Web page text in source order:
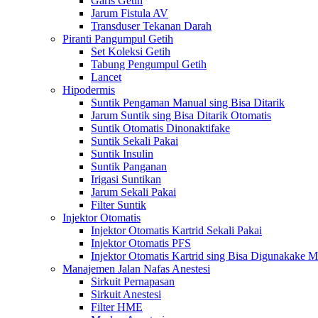
Jarum Fistula AV
Transduser Tekanan Darah
Piranti Pangumpul Getih
Set Koleksi Getih
Tabung Pengumpul Getih
Lancet
Hipodermis
Suntik Pengaman Manual sing Bisa Ditarik
Jarum Suntik sing Bisa Ditarik Otomatis
Suntik Otomatis Dinonaktifake
Suntik Sekali Pakai
Suntik Insulin
Suntik Panganan
Irigasi Suntikan
Jarum Sekali Pakai
Filter Suntik
Injektor Otomatis
Injektor Otomatis Kartrid Sekali Pakai
Injektor Otomatis PFS
Injektor Otomatis Kartrid sing Bisa Digunakake
Manajemen Jalan Nafas Anestesi
Sirkuit Pernapasan
Sirkuit Anestesi
Filter HME